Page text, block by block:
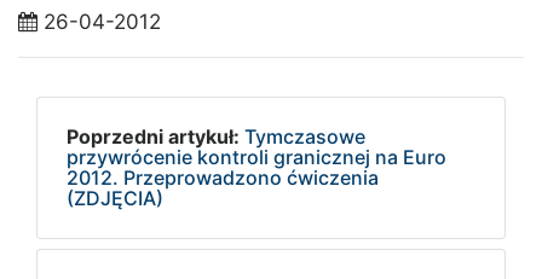
26-04-2012
Poprzedni artykuł: Tymczasowe
przywrócenie kontroli granicznej na Euro
2012. Przeprowadzono ćwiczenia
(ZDJĘCIA)